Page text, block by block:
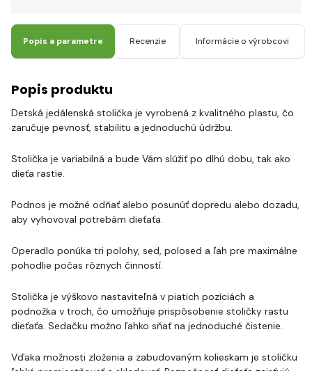
Popis a parametre Recenzie Informácie o výrobcovi
Popis produktu
Detská jedálenská stolička je vyrobená z kvalitného plastu, čo
zaručuje pevnosť, stabilitu a jednoduchú údržbu.
Stolička je variabilná a bude Vám slúžiť po dlhú dobu, tak ako
dieťa rastie.
Podnos je možné odňať alebo posunúť dopredu alebo dozadu,
aby vyhovoval potrebám dieťaťa.
Operadlo ponúka tri polohy, sed, polosed a ľah pre maximálne
pohodlie počas rôznych činností.
Stolička je výškovo nastaviteľná v piatich pozíciách a
podnožka v troch, čo umožňuje prispôsobenie stoličky rastu
dieťaťa. Sedačku možno ľahko sňať na jednoduché čistenie.
Vďaka možnosti zloženia a zabudovaným kolieskam je stoličku